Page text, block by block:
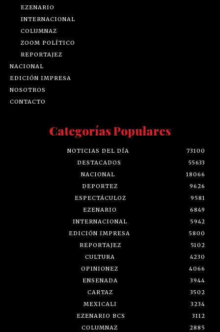
EZENARIO
INTERNACIONAL
COLUMNAZ
ZOOM POLÍTICO
REPORTAJEZ
NACIONAL
EDICIÓN IMPRESA
NOSOTROS
CONTACTO
Categorías Populares
NOTICIAS DEL DÍA
73100
DESTACADOS
55633
NACIONAL
18066
DEPORTEZ
9626
ESPECTÁCULOZ
9581
EZENARIO
6849
INTERNACIONAL
5942
EDICIÓN IMPRESA
5800
REPORTAJEZ
5102
CULTURA
4230
OPINIONEZ
4066
ENSENADA
3944
CARTAZ
3502
MEXICALI
3234
EZENARIO BCS
3112
COLUMNAZ
2885